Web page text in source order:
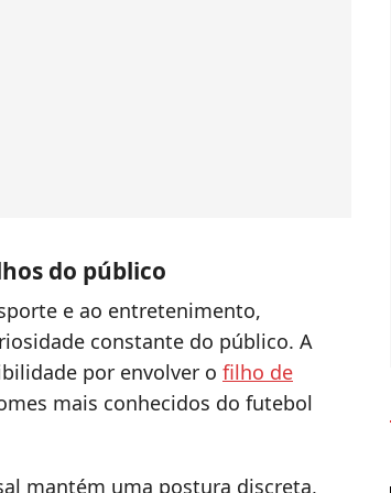
do público
e ao entretenimento,
constante do público. A
por envolver o filho de
mais conhecidos do futebol
mantém uma postura discreta,